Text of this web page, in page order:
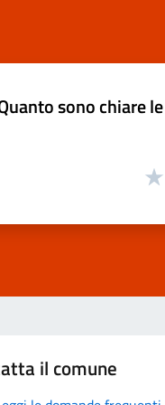
sono chiare
il comune